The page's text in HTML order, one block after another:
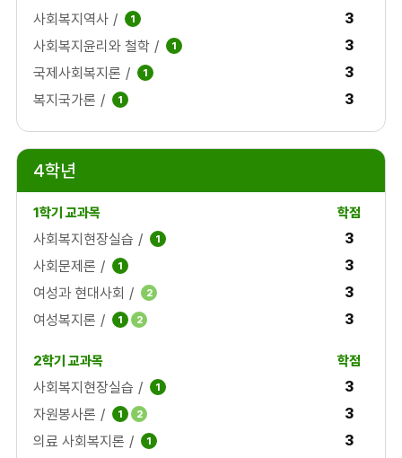
사회복지역사 / 1
3
사회복지윤리와 철학 / 1
3
국제사회복지론 / 1
3
복지국가론 / 1 3
4학년
사회복지현장실습 / 1
3
사회문제론 / 1
3
여성과 현대사회 / 2
3
여성복지론 / 1 2 3
사회복지현장실습 / 1
3
자원봉사론 / 1 2
3
의료 사회복지론 / 1
3